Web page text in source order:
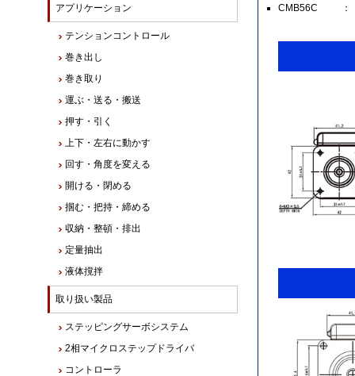
CMB56C ：
アプリケーション
テンションコントロール
巻き出し
巻き取り
運ぶ・送る・搬送
押す・引く
上下・左右に動かす
回す・角度を変える
開ける・閉める
掴む・把持・締める
収納・整頓・排出
定量抽出
液体撹拌
取り扱い製品
ステッピングサーボシステム
2相マイクロステップドライバ
コントローラ